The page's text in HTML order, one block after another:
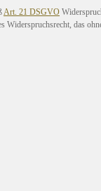
Art. 21 DSGVO
das